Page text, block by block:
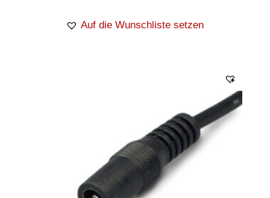
Auf die Wunschliste setzen